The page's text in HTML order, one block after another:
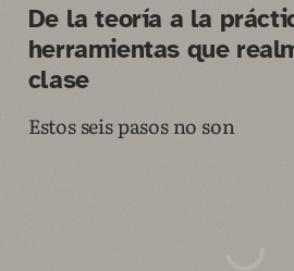
De la teoría a la
herramientas que
clase
Estos seis pasos no son